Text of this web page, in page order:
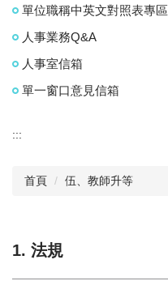
單位職稱中英文對照表專區
人事業務Q&A
人事室信箱
單一窗口意見信箱
:::
首頁 伍、教師升等
1. 法規